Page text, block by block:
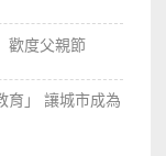
度父親節
育」 讓城市成為